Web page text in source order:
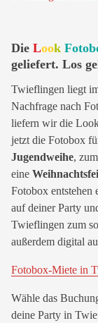
Die Look
geliefert. Los
Twieflingen liegt
Nachfrage nach
liefern wir die
jetzt die Fotobox
Jugendweihe, zum
eine
Fotobox entstehen
auf deiner Party
Twieflingen zum
außerdem digital
Fotobox-Miete in
Wähle das
deine Party in